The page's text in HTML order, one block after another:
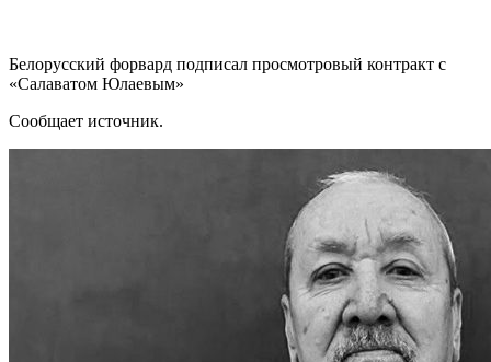
Белорусский форвард подписал просмотровый контракт с
«Салаватом Юлаевым»
Сообщает источник.